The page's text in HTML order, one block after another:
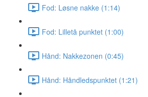
Fod: Løsne nakke (1:14)
Fod: Lilletå punktet (1:00)
Hånd: Nakkezonen (0:45)
Hånd: Håndledspunktet (1:21)